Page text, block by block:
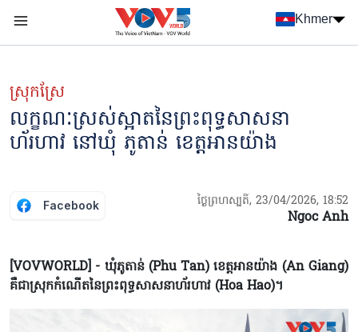
Nhảy đến nội dung
Khmer
ស្រុកស្រែ
លក្ខណៈស្រស់ស្អាតនៃព្រះពុទ្ធសាសនា
ហ័រហាវ នៅឃុំ ភូតាន់ ខេត្តអានយ៉ាង
Facebook ថ្ងៃព្រហស្បតិ៍, 23/04/2026, 18:52
Ngoc Anh
[VOVWORLD] - ឃុំភូតាន់ (Phu Tan) ខេត្តអានយ៉ាង (An Giang)
គឺជាស្រុកកំណើតនៃព្រះពុទ្ធសាសនាហ័រហាវ (Hoa Hao)។